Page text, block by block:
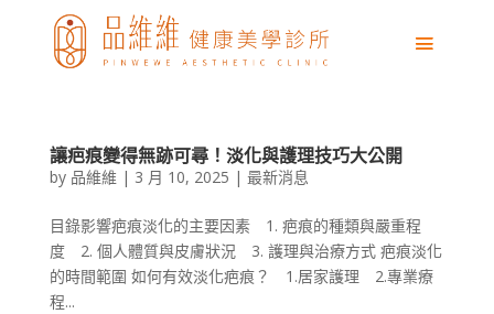
讓疤痕變得無跡可尋！淡化與護理技巧大公開
by 品維維 | 3 月 10, 2025 | 最新消息
目錄影響疤痕淡化的主要因素 1. 疤痕的種類與嚴重程
度 2. 個人體質與皮膚狀況 3. 護理與治療方式 疤痕淡化
的時間範圍 如何有效淡化疤痕？ 1.居家護理 2.專業療
程...